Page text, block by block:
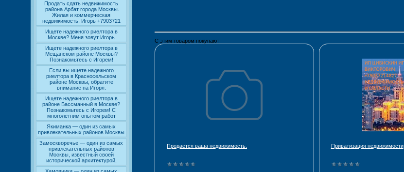
Продать сдать недвижимость
района Арбат города Москвы.
Жилая и коммерческая
недвижимость. Игорь +7903721
Ищете надежного риелтора в
Москве? Меня зовут Игорь
Ищете надежного риелтора в
Мещанском районе Москвы?
Познакомьтесь с Игорем!
Если вы ищете надежного
риелтора в Красносельском
районе Москвы, обратите
внимание на Игоря.
Ищете надежного риелтора в
районе Бассманный в Москве?
Познакомьтесь с Игорем! С
многолетним опытом работ
Якиманка — один из самых
привлекательных районов Москвы
Замоскворечье — один из самых
привлекательных районов
Москвы, известный своей
исторической архитектурой,
С этим товаром покупают
Продается ваша недвижимость. Приватизация недвижимости